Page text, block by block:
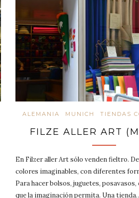
ALEMANIA MUNICH TIENDAS
FILZE ALLER ART
En Filzer aller Art sólo venden fieltro.
colores imaginables, con diferentes
Para hacer bolsos, juguetes,
que la imaginación permita. Una